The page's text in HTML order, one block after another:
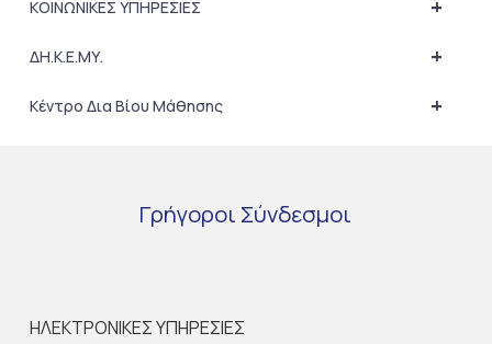
+
ΚΟΙΝΩΝΙΚΕΣ ΥΠΗΡΕΣΙΕΣ
+
ΔΗ.Κ.Ε.ΜΥ.
+
Κέντρο Δια Βίου Μάθησης
Γρήγοροι Σύνδεσμοι
ΗΛΕΚΤΡΟΝΙΚΕΣ ΥΠΗΡΕΣΙΕΣ